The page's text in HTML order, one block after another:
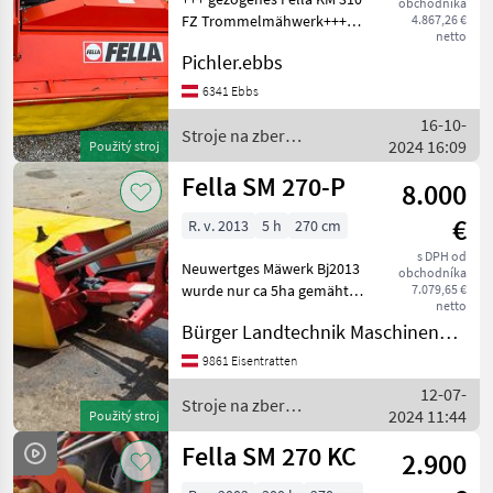
Použitý stroj
4.867,26 €
netto
FZ Trommelmähwerk+++
bubon, Frontálna kosa,
Nastaviť výšku rezu, :
Frontálna kosa Stroje na
zber objemových krmí
Pichler.ebbs
6341 Ebbs
Stroje na zber
objemových krmív / Fella
16-10-
2024 16:09
Použitý stroj
Fella SM 270-P
8.000
€
s DPH od
obchodníka
7.079,65 €
netto
R. v. 2013 5 h 270 cm
Neuwertges Mäwerk Bj2013
wurde nur ca 5ha gemäht
Kotúče, Mačeta, : Mačeta
Stroje na zber objemových
krmív Kosa
Bürger Landtechnik Maschinenbau
9861 Eisentratten
Stroje na zber
objemových krmív / Fella
12-07-
2024 11:44
Fella SM 270 KC
2.900